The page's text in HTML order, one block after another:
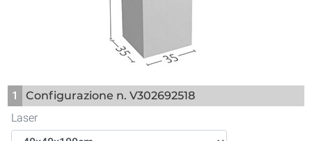
1
Configurazione n. V302692518
Laser